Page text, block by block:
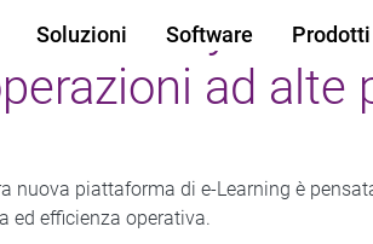
Soluzioni Software Prodotti
Academy​:
ad alte
nuova piattaforma di e-Learning è
ed efficienza operativa.